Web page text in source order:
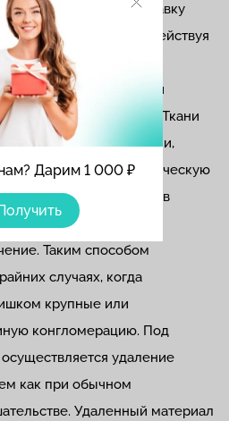
Дарим 1 000 ₽
током). Бородавку
петлей, воздействуя
Этот способ
кровотечения и
тканей. Ткани
неповрежденными,
на гистологическую
манипуляции проходят в
Таким способом
случаях, когда
крупные или
конгломерацию. Под
удаление
как при обычном
Удаленный материал